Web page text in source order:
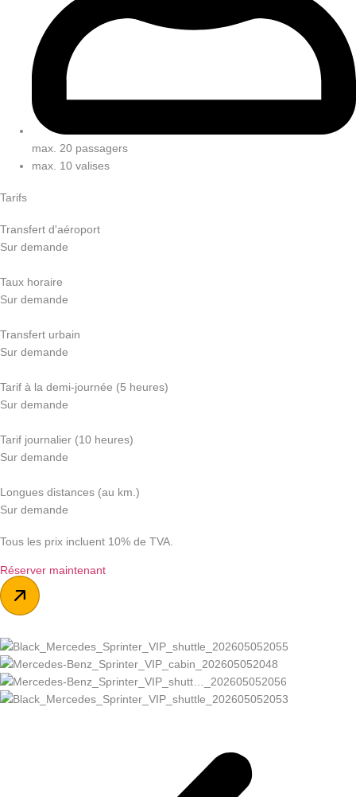
max. 20 passagers
max. 10 valises
Tarifs
Transfert d'aéroport
Sur demande
Taux horaire
Sur demande
Transfert urbain
Sur demande
Tarif à la demi-journée (5 heures)
Sur demande
Tarif journalier (10 heures)
Sur demande
Longues distances (au km.)
Sur demande
Tous les prix incluent 10% de TVA.
Réserver maintenant